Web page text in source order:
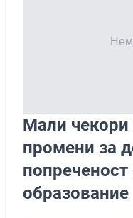
Мали чекори
промени за
образование